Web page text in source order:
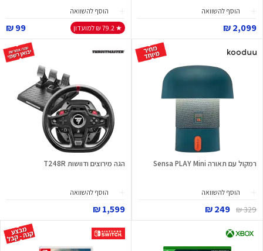
הוסף להשוואה
2,099 ₪
הוסף להשוואה
★ 79.2 ₪ למועדון
99 ₪
רמקול עם תאורה Sensa PLAY Mini
הוסף להשוואה
329 ₪
249 ₪
הגה מירוצים ודוושות T248R
הוסף להשוואה
1,599 ₪